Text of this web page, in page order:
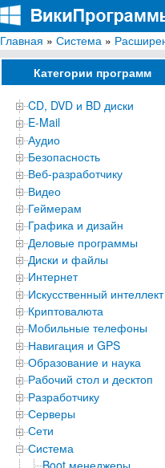
ВикиПрограммы
Энциклопедия бесплатных
Главная » Система »
Категории программ
CD, DVD и BD диски
E-Mail
Аудио
Безопасность
Веб-разработчику
Видео
Геймерам
Графика и дизайн
Деловые программы
Диски и файлы
Интернет
Искусственный интеллект
Криптовалюта
Мобильные телефоны
Навигация и GPS
Образование и наука
Рабочий стол и десктоп
Разработчику
Серверы
Сети
Система
Boot менеджеры